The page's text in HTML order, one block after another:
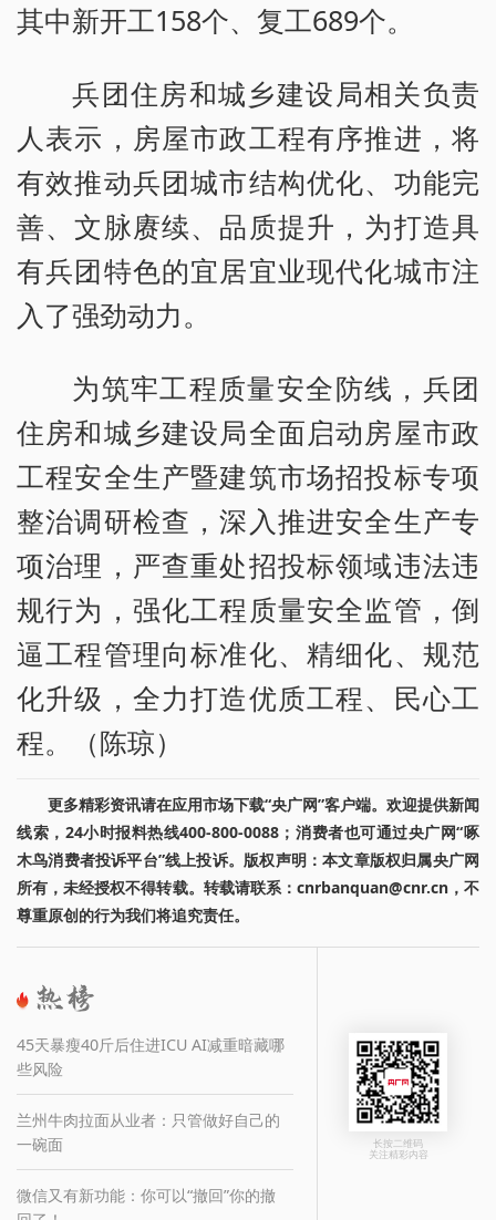
其中新开工158个、复工689个。
兵团住房和城乡建设局相关负责
人表示，房屋市政工程有序推进，将
有效推动兵团城市结构优化、功能完
善、文脉赓续、品质提升，为打造具
有兵团特色的宜居宜业现代化城市注
入了强劲动力。
为筑牢工程质量安全防线，兵团
住房和城乡建设局全面启动房屋市政
工程安全生产暨建筑市场招投标专项
整治调研检查，深入推进安全生产专
项治理，严查重处招投标领域违法违
规行为，强化工程质量安全监管，倒
逼工程管理向标准化、精细化、规范
化升级，全力打造优质工程、民心工
程。（陈琼）
更多精彩资讯请在应用市场下载“央广网”客户端。欢迎提供新闻
线索，24小时报料热线400-800-0088；消费者也可通过央广网“啄
木鸟消费者投诉平台”线上投诉。版权声明：本文章版权归属央广网
所有，未经授权不得转载。转载请联系：cnrbanquan@cnr.cn，不
尊重原创的行为我们将追究责任。
45天暴瘦40斤后住进ICU AI减重暗藏哪
些风险
兰州牛肉拉面从业者：只管做好自己的
一碗面
微信又有新功能：你可以“撤回”你的撤
长按二维码
关注精彩内容